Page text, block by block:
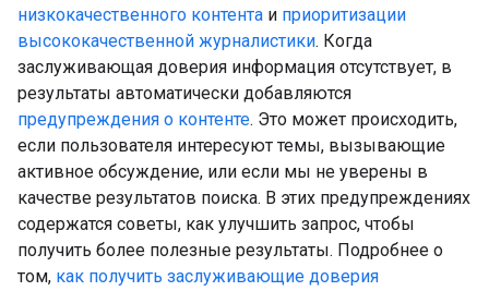
низкокачественного контента и приоритизации
высококачественной журналистики. Когда
заслуживающая доверия информация отсутствует, в
результаты автоматически добавляются
предупреждения о контенте. Это может происходить,
если пользователя интересуют темы, вызывающие
активное обсуждение, или если мы не уверены в
качестве результатов поиска. В этих предупреждениях
содержатся советы, как улучшить запрос, чтобы
получить более полезные результаты. Подробнее о
том, как получить заслуживающие доверия